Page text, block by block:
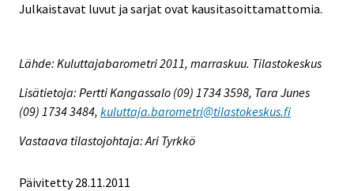
Julkaistavat luvut ja sarjat ovat kausitasoittamattomia.
Lähde: Kuluttajabarometri 2011, marraskuu. Tilastokeskus
Lisätietoja: Pertti Kangassalo (09) 1734 3598, Tara Junes
(09) 1734 3484, kuluttaja.barometri@tilastokeskus.fi
Vastaava tilastojohtaja: Ari Tyrkkö
Päivitetty 28.11.2011